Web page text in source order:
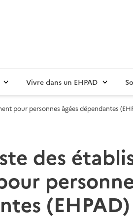
Vivre dans un EHPAD
pour personnes âgées dépendantes
des
(EHPAD)